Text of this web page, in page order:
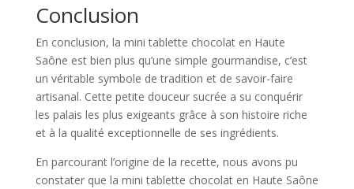
Conclusion
En conclusion, la mini tablette chocolat en Haute
Saône est bien plus qu’une simple gourmandise, c’est
un véritable symbole de tradition et de savoir-faire
artisanal. Cette petite douceur sucrée a su conquérir
les palais les plus exigeants grâce à son histoire riche
et à la qualité exceptionnelle de ses ingrédients.
En parcourant l’origine de la recette, nous avons pu
constater que la mini tablette chocolat en Haute Saône